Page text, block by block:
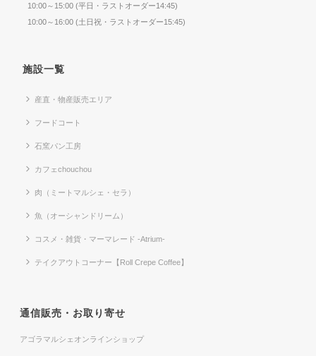
10:00～15:00 (平日・ラストオーダー14:45)
10:00～16:00 (土日祝・ラストオーダー15:45)
施設一覧
産直・物産販売エリア
フードコート
石窯パン工房
カフェchouchou
肉（ミートマルシェ・セラ）
魚（オーシャンドリーム）
コスメ・雑貨・マーマレード -Atrium-
テイクアウトコーナー【Roll Crepe Coffee】
通信販売・お取り寄せ
アゴラマルシェオンラインショップ